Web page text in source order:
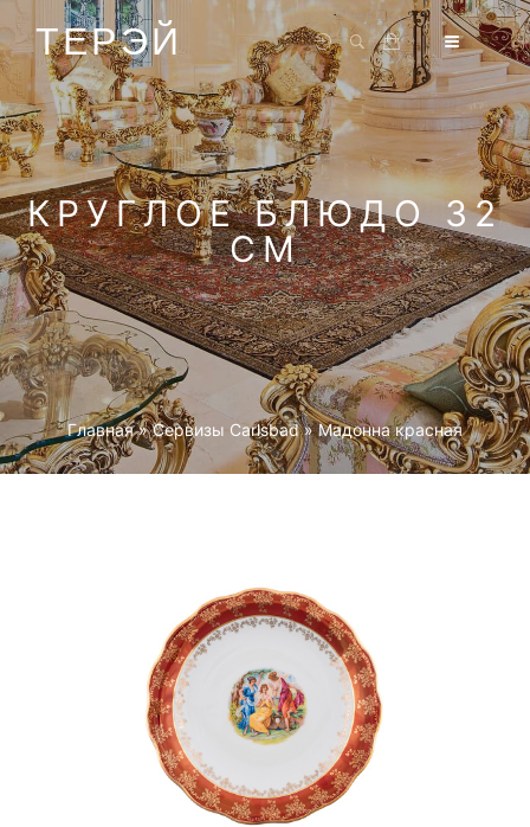
ТЕРЭЙ
КРУГЛОЕ БЛЮДО 32
СМ
Главная »Cервизы Carlsbad »Мадонна красная